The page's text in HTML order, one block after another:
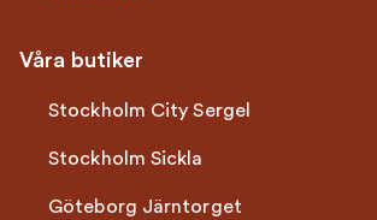
Våra butiker
Stockholm City Sergel
Stockholm Sickla
Göteborg Järntorget